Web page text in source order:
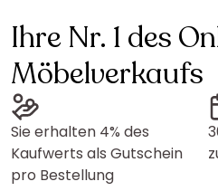
Ihre Nr. 1 des
Möbelverkaufs
Sie erhalten 4% des
Kaufwerts als Gutschein
pro Bestellung